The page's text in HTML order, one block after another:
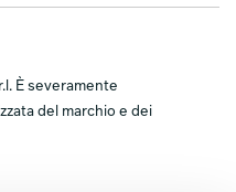
È severamente
del marchio e dei